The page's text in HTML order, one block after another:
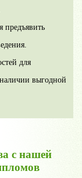
предъявить
для
выгодной
с нашей